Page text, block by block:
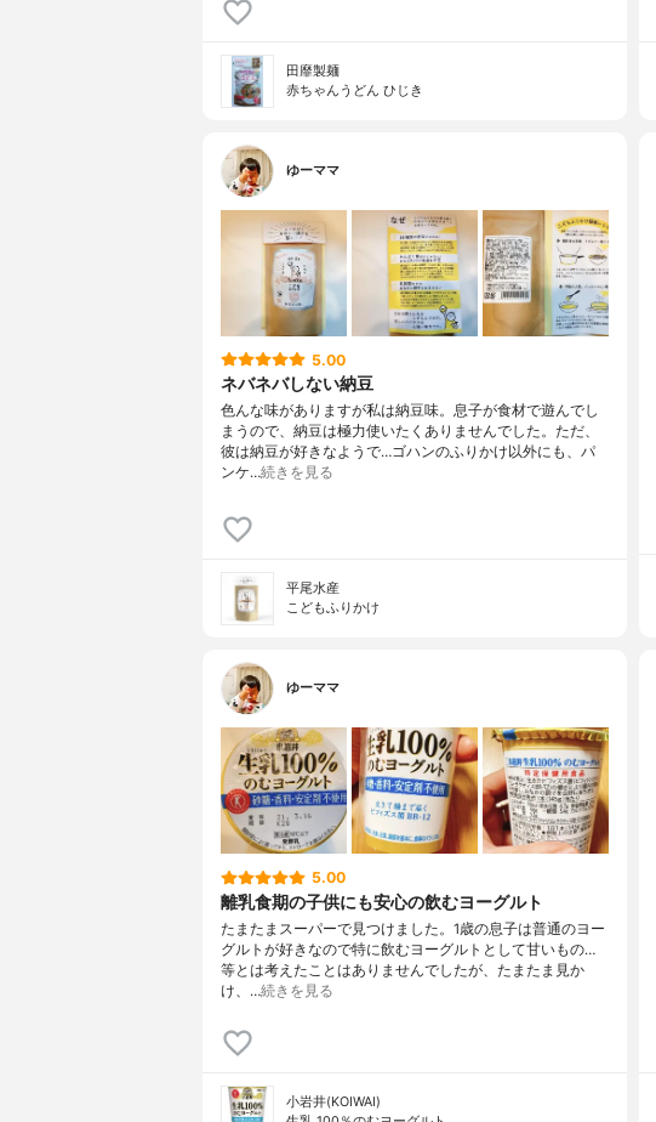
⽥靡製麺
赤ちゃんうどん ひじき
ゆーママ
5.00
ネバネバしない納豆
色んな味がありますが私は納豆味。息子が食材で遊んでし
まうので、納豆は極力使いたくありませんでした。ただ、
彼は納豆が好きなようで…ゴハンのふりかけ以外にも、パ
ンケ…続きを見る
平尾水産
こどもふりかけ
ゆーママ
5.00
離乳食期の子供にも安心の飲むヨーグルト
たまたまスーパーで見つけました。1歳の息子は普通のヨー
グルトが好きなので特に飲むヨーグルトとして甘いもの…
等とは考えたことはありませんでしたが、たまたま見か
け、…続きを見る
小岩井(KOIWAI)